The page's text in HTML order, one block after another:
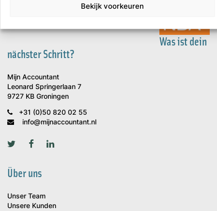
Bekijk voorkeuren
Was ist dein
nächster Schritt?
Mijn Accountant
Leonard Springerlaan 7
9727 KB Groningen
+31 (0)50 820 02 55
info@mijnaccountant.nl
Über uns
Unser Team
Unsere Kunden